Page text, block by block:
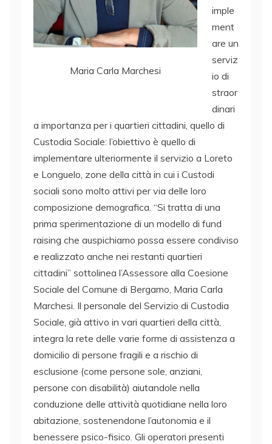
Maria Carla Marchesi
imple
ment
are un
serviz
io di
straor
dinari
a importanza per i quartieri cittadini, quello di
Custodia Sociale: l’obiettivo è quello di
implementare ulteriormente il servizio a Loreto
e Longuelo, zone della città in cui i Custodi
sociali sono molto attivi per via delle loro
composizione demografica. “Si tratta di una
prima sperimentazione di un modello di fund
raising che auspichiamo possa essere condiviso
e realizzato anche nei restanti quartieri
cittadini” sottolinea l’Assessore alla Coesione
Sociale del Comune di Bergamo, Maria Carla
Marchesi. Il personale del Servizio di Custodia
Sociale, già attivo in vari quartieri della città,
integra la rete delle varie forme di assistenza a
domicilio di persone fragili e a rischio di
esclusione (come persone sole, anziani,
persone con disabilità) aiutandole nella
conduzione delle attività quotidiane nella loro
abitazione, sostenendone l’autonomia e il
benessere psico-fisico. Gli operatori presenti